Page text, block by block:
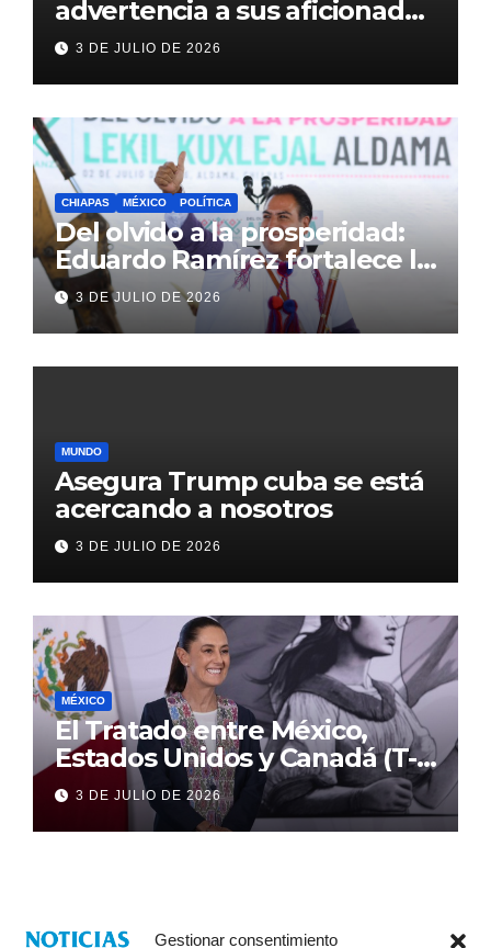
Gestionar consentimiento
advertencia a sus aficionados
antes del México vs
Inglaterra en el Mundial 2026
3 DE JULIO DE 2026
CHIAPAS MÉXICO POLÍTICA
Del olvido a la prosperidad:
Eduardo Ramírez fortalece la
transformación de Aldama
con inversión histórica
3 DE JULIO DE 2026
MUNDO
Asegura Trump cuba se está
acercando a nosotros
3 DE JULIO DE 2026
MÉXICO
El Tratado entre México,
Estados Unidos y Canadá (T-
MEC) se mantiene hasta el
2036: Presidenta Claudia
Sheinbaum
3 DE JULIO DE 2026